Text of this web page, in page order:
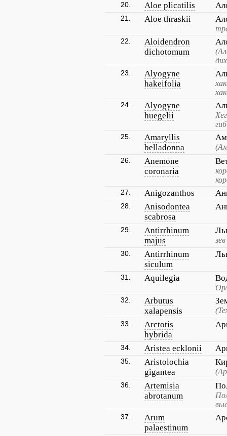
20. Aloe plicatilis
21. Aloe thraskii
22.
Aloidendron
dichotomum
23.
Alyogyne
hakeifolia
24.
Alyogyne
huegelii
25.
Amaryllis
belladonna
26.
Anemone
coronaria
27. Anigozanthos
28.
Anisodontea
scabrosa
29.
Antirrhinum
majus
30.
Antirrhinum
siculum
31. Aquilegia
32.
Arbutus
xalapensis
33.
Arctotis
hybrida
34. Aristea ecklonii
35.
Aristolochia
gigantea
36.
Artemisia
abrotanum
37.
Arum
palaestinum